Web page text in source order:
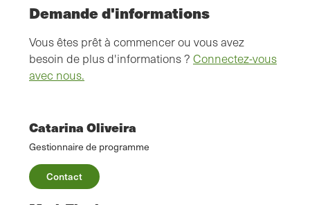
Demande d'informations
Vous êtes prêt à commencer ou vous avez
besoin de plus d'informations ? Connectez-vous
avec nous.
Catarina Oliveira
Gestionnaire de programme
Contact